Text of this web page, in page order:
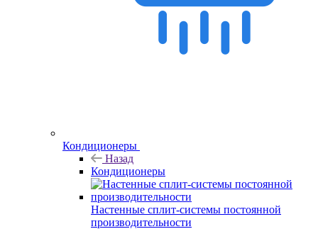
Кондиционеры
Назад
Кондиционеры
Настенные сплит-системы постоянной
производительности